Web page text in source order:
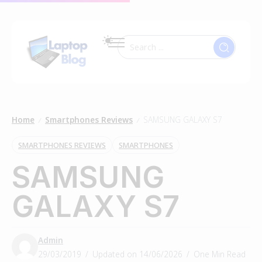
Home Smartphones Reviews SAMSUNG GALAXY S7
SMARTPHONES REVIEWS SMARTPHONES
SAMSUNG
GALAXY S7
Admin
29/03/2019
Updated on 14/06/2026 One Min Read